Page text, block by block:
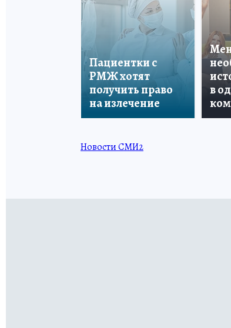
Пациентки с
РМЖ хотят
получить право
на излечение
в
Новости СМИ2